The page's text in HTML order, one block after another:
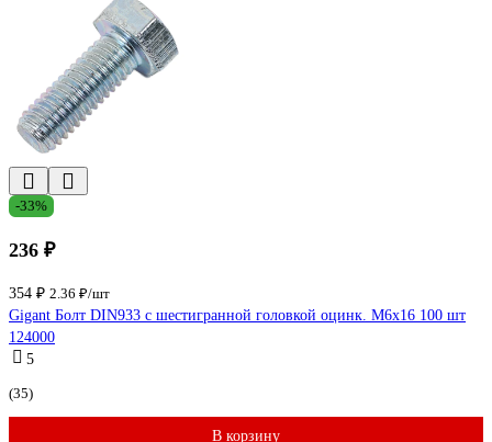
-33%
236 ₽
354 ₽ 2.36 ₽/шт
Gigant Болт DIN933 с шестигранной головкой оцинк. М6x16 100 шт
124000
5
(35)
В корзину